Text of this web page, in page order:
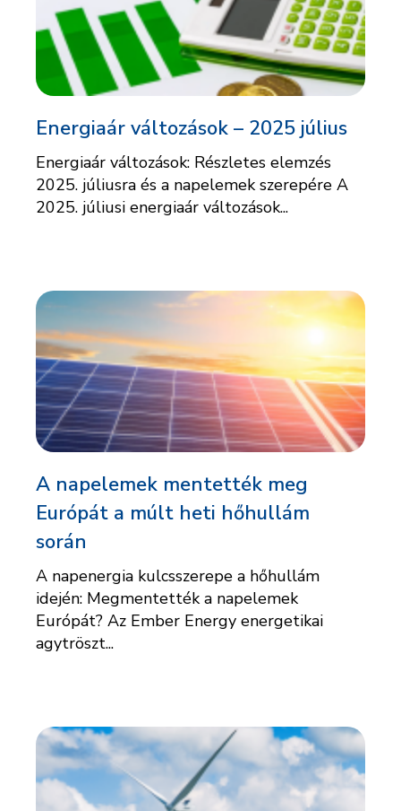
Energiaár változások – 2025 július
Energiaár változások: Részletes elemzés
2025. júliusra és a napelemek szerepére A
2025. júliusi energiaár változások...
A napelemek mentették meg
Európát a múlt heti hőhullám
során
A napenergia kulcsszerepe a hőhullám
idején: Megmentették a napelemek
Európát? Az Ember Energy energetikai
agytröszt...